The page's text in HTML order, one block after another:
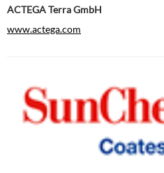
ACTEGA Terra GmbH
www.actega.com